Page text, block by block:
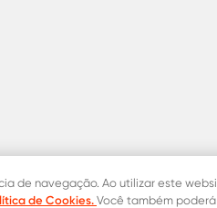
de navegação. Ao utilizar este
de Cookies. Você também